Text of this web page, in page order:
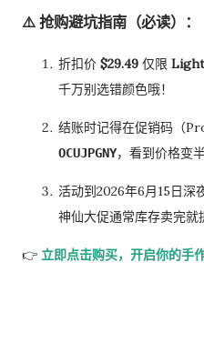
⚠️ 抢购避坑指南（必读）：
折扣价 $29.49 仅限 Light
千万别选错颜色哦！
结账时记得在促销码（
OCUJPGNY，看到价格变
活动到2026年6月15日深
神仙大促通常库存卖完就
👉 立即点击购买，开启你的手